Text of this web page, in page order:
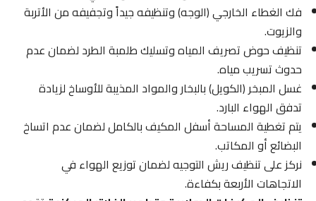
فك الغطاء الخارجي (الوجه) وتنظيفه جيداً وتجفيفه من الأتربة
والزيوت.
تنظيف حوض تصريف المياه وتسليك طلمبة الطرد لضمان عدم
حدوث تسريب مياه.
غسل المبخر (الكويل) بالبخار والمواد المذيبة للأوساخ لزيادة
تدفق الهواء البارد.
يتم تغطية المساحة أسفل المكيف بالكامل لضمان عدم اتساخ
البضائع أو المكاتب.
نركز على تنظيف ريش التوجيه لضمان توزيع الهواء في
الاتجاهات الأربعة بكفاءة.